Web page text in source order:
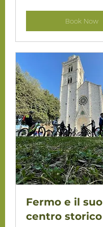
Book Now
Fermo e il suo
centro storico